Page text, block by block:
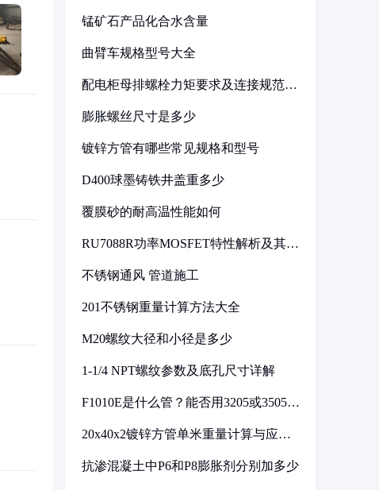
锰矿石产品化合水含量
曲臂车规格型号大全
配电柜母排螺栓力矩要求及连接规范详
膨胀螺丝尺寸是多少
镀锌方管有哪些常见规格和型号
D400球墨铸铁井盖重多少
覆膜砂的耐高温性能如何
RU7088R功率MOSFET特性解析及其在
不锈钢通风 管道施工
201不锈钢重量计算方法大全
M20螺纹大径和小径是多少
1-1/4 NPT螺纹参数及底孔尺寸详解
F1010E是什么管？能否用3205或3505代
20x40x2镀锌方管单米重量计算与应用
抗渗混凝土中P6和P8膨胀剂分别加多少